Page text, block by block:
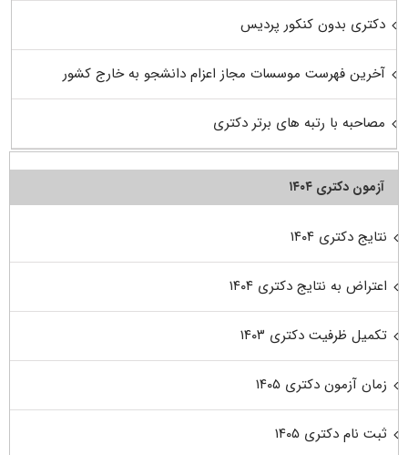
دکتری بدون کنکور پردیس
آخرین فهرست موسسات مجاز اعزام دانشجو به خارج کشور
مصاحبه با رتبه های برتر دکتری
آزمون دکتری ۱۴۰۴
نتایج دکتری ۱۴۰۴
اعتراض به نتایج دکتری ۱۴۰۴
تکمیل ظرفیت دکتری ۱۴۰۳
زمان آزمون دکتری ۱۴۰۵
ثبت نام دکتری ۱۴۰۵